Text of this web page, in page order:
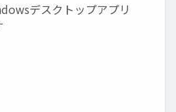
デスクトップアプリ